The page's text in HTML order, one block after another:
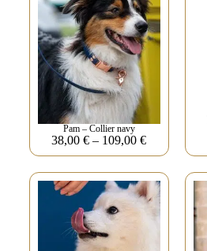
Pam – Collier navy
38,00€ – 109,00€